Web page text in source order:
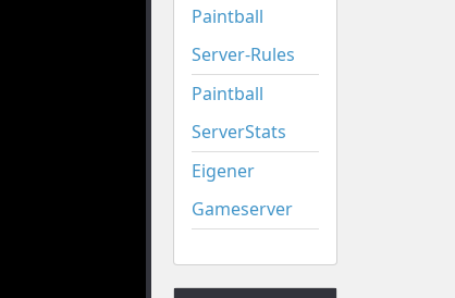
Paintball
Server-Rules
Paintball
ServerStats
Eigener
Gameserver